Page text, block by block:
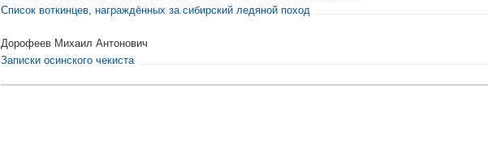
Список воткинцев, награждённых за сибирский ледяной поход
Дорофеев Михаил Антонович
Записки осинского чекиста